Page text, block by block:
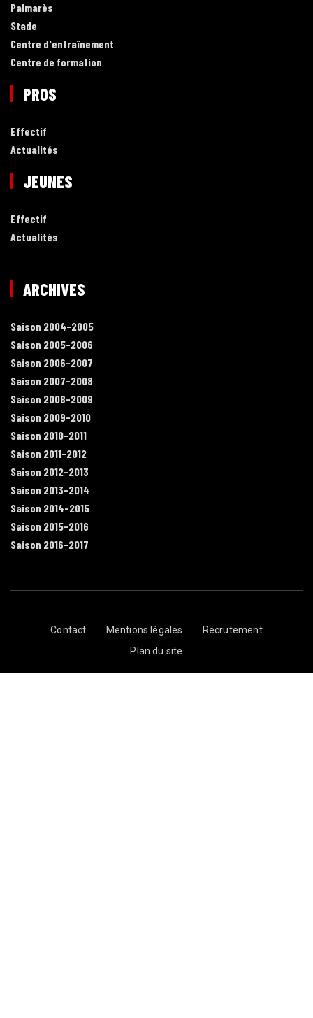
Palmarès
Stade
Centre d'entraînement
Centre de formation
PROS
Effectif
Actualités
JEUNES
Effectif
Actualités
ARCHIVES
Saison 2004-2005
Saison 2005-2006
Saison 2006-2007
Saison 2007-2008
Saison 2008-2009
Saison 2009-2010
Saison 2010-2011
Saison 2011-2012
Saison 2012-2013
Saison 2013-2014
Saison 2014-2015
Saison 2015-2016
Saison 2016-2017
Contact Mentions légales
Recrutement
Plan du site